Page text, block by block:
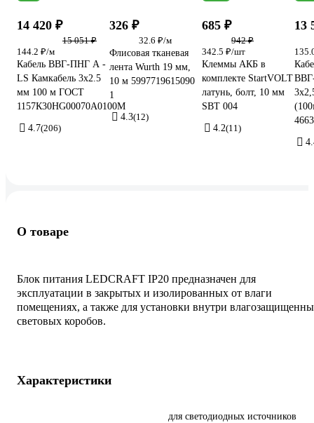
14 420 ₽
15 051 ₽
144.2 ₽/м
Кабель ВВГ-ПНГ А -
LS Камкабель 3x2.5
мм 100 м ГОСТ
1157К30HG00070А0100М
4.7(206)
326 ₽
32.6 ₽/м
Флисовая тканевая
лента Wurth 19 мм,
10 м 5997719615090
1
4.3(12)
685 ₽
942 ₽
342.5 ₽/шт
Клеммы АКБ в
комплекте StartVOLT
латунь, болт, 10 мм
SBT 004
4.2(11)
13
4663
О товаре
Блок питания LEDCRAFT IP20 предназначен для
эксплуатации в закрытых и изолированных от влаги
помещениях, а также для установки внутри
световых коробов.
Характеристики
для светодиодных источников